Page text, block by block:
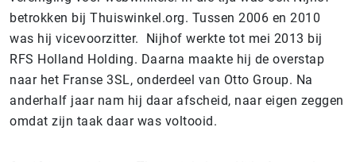
betrokken bij Thuiswinkel.org. Tussen 2006 en 2010
was hij vicevoorzitter. Nijhof werkte tot mei 2013 bij
RFS Holland Holding. Daarna maakte hij de overstap
naar het Franse 3SL, onderdeel van Otto Group. Na
anderhalf jaar nam hij daar afscheid, naar eigen zeggen
omdat zijn taak daar was voltooid.